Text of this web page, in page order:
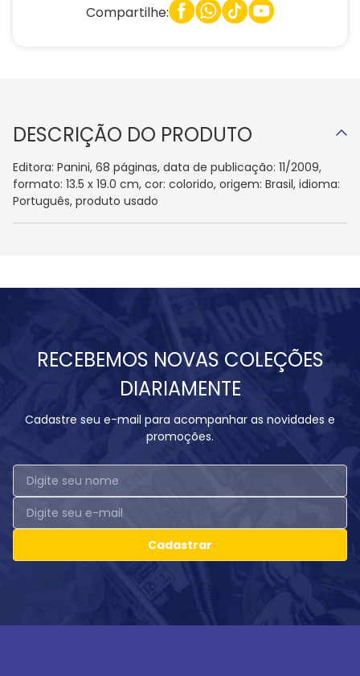
Compartilhe:
DESCRIÇÃO DO PRODUTO
Editora: Panini, 68 páginas, data de publicação: 11/2009,
formato: 13.5 x 19.0 cm, cor: colorido, origem: Brasil, idioma:
Português, produto usado
RECEBEMOS NOVAS COLEÇÕES
DIARIAMENTE
Cadastre seu e-mail para acompanhar as novidades e
promoções.
Cadastrar